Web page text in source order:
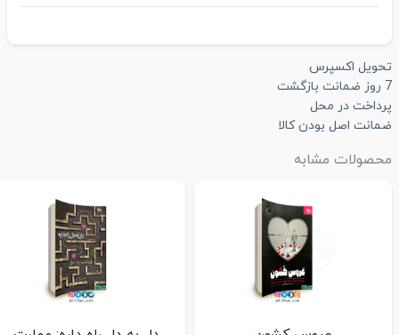
تحویل اکسپرس
7 روز ضمانت بازگشت
پرداخت در محل
ضمانت اصل بودن کالا
محصولات مشابه